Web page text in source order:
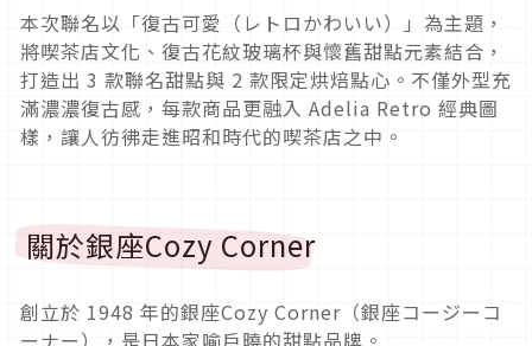
本次聯名以「復古可愛（レトロかわいい）」為主題，
將喫茶店文化、復古花紋玻璃杯與懷舊甜點元素結合，
打造出 3 款聯名甜點與 2 款限定烘焙點心。不僅外型充
滿濃濃復古感，每款商品更融入 Adelia Retro 經典圖
樣，讓人彷彿走進昭和時代的喫茶店之中。
關於銀座Cozy Corner
創立於 1948 年的銀座Cozy Corner（銀座コージーコ